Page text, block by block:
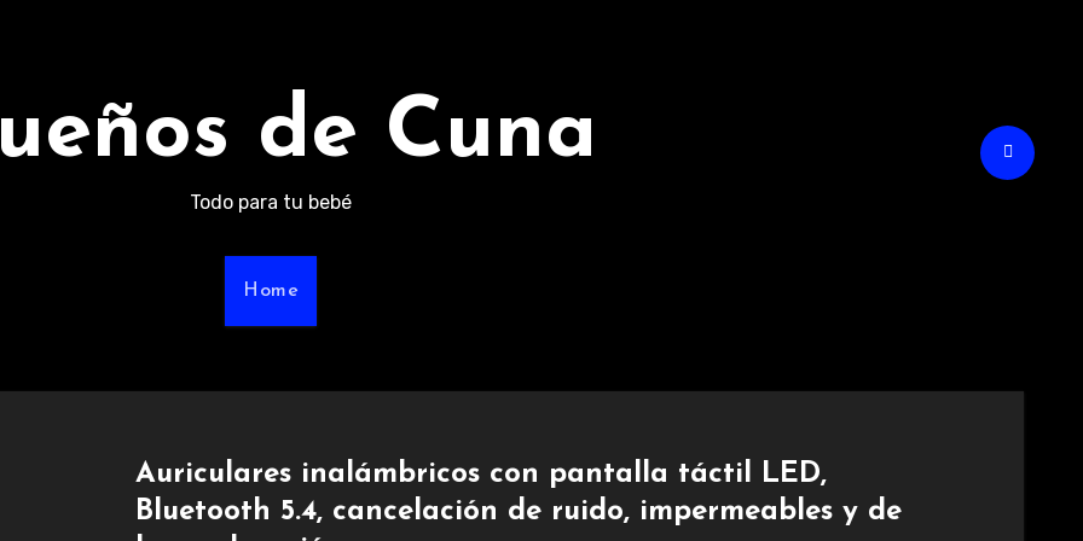
de Cuna
Todo para tu bebé
Home
Auriculares inalámbricos con pantalla táctil LED,
Bluetooth 5.4, cancelación de ruido, impermeables y de